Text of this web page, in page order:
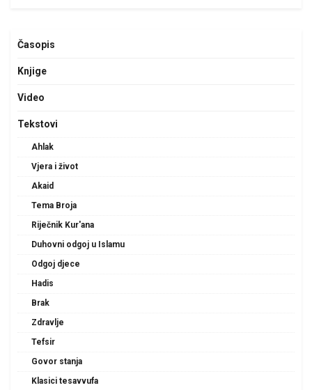
Časopis
Knjige
Video
Tekstovi
Ahlak
Vjera i život
Akaid
Tema Broja
Riječnik Kur'ana
Duhovni odgoj u Islamu
Odgoj djece
Hadis
Brak
Zdravlje
Tefsir
Govor stanja
Klasici tesavvufa